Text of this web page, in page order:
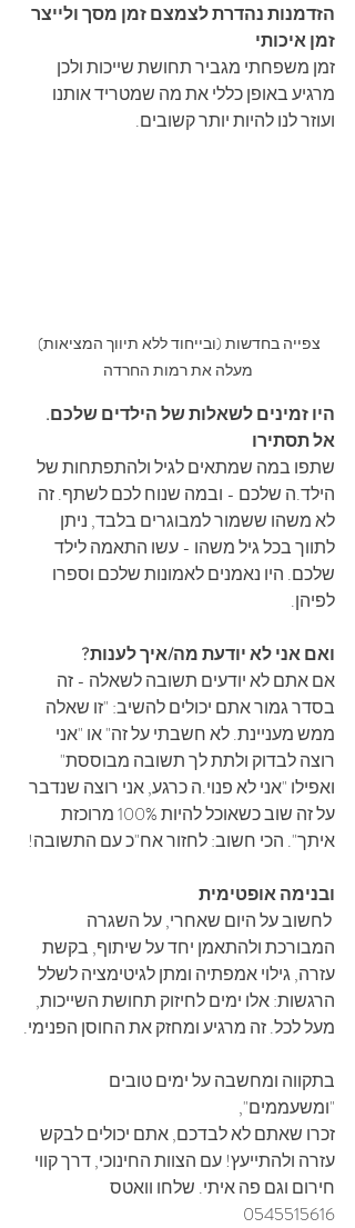
הזדמנות נהדרת לצמצם זמן מסך ולייצר
זמן איכותי
זמן משפחתי מגביר תחושת שייכות ולכן
מרגיע באופן כללי את מה שמטריד אותנו
ועוזר לנו להיות יותר קשובים.
צפייה בחדשות (ובייחוד ללא תיווך המציאות)
מעלה את רמות החרדה
היו זמינים לשאלות של הילדים שלכם.
אל תסתירו
שתפו במה שמתאים לגיל ולהתפתחות של
הילד.ה שלכם - ובמה שנוח לכם לשתף. זה
לא משהו ששמור למבוגרים בלבד, ניתן
לתווך בכל גיל משהו - עשו התאמה לילד
שלכם. היו נאמנים לאמונות שלכם וספרו
לפיהן.
ואם אני לא יודעת מה/איך לענות?
אם אתם לא יודעים תשובה לשאלה - זה
בסדר גמור אתם יכולים להשיב: "זו שאלה
ממש מעניינת. לא חשבתי על זה" או "אני
רוצה לבדוק ולתת לך תשובה מבוססת"
ואפילו "אני לא פנוי.ה כרגע, אני רוצה שנדבר
על זה שוב כשאוכל להיות 100% מרוכזת
איתך". הכי חשוב: לחזור אח"כ עם התשובה!
ובנימה אופטימית
לחשוב על היום שאחרי, על השגרה
המבורכת ולהתאמן יחד על שיתוף, בקשת
עזרה, גילוי אמפתיה ומתן לגיטימציה לשלל
הרגשות: אלו ימים לחיזוק תחושת השייכות,
מעל לכל. זה מרגיע ומחזק את החוסן הפנימי.
בתקווה ומחשבה על ימים טובים
"ומשעממים",
זכרו שאתם לא לבדכם, אתם יכולים לבקש
עזרה ולהתייעץ! עם הצוות החינוכי, דרך קווי
חירום וגם פה איתי. שלחו וואטס
0545515616